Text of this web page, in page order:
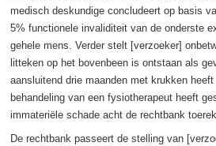
medisch deskundige concludeert op basis
5% functionele invaliditeit van de onderste
gehele mens. Verder stelt [verzoeker]
litteken op het bovenbeen is ontstaan als
aansluitend drie maanden met krukken
behandeling van een fysiotherapeut heeft
immateriële schade acht de rechtbank
De rechtbank passeert de stelling van